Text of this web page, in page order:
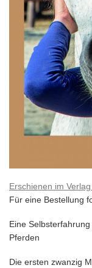
Erschienen im
Für eine Bestellung
Eine
Pferden
Die ersten zwanzig